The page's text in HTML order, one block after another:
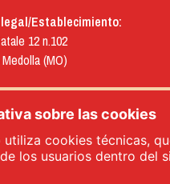
legal/Establecimiento:
12 n.102
Medolla (MO)
n.25
sobre las cookies
utiliza cookies técnicas,
los usuarios dentro del